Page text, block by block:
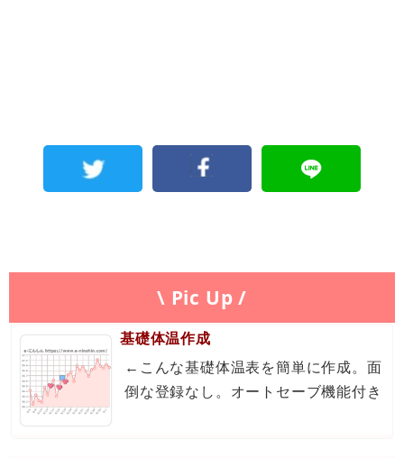
\ Pic Up /
基礎体温作成
←こんな基礎体温表を簡単に作成。面
倒な登録なし。オートセーブ機能付き